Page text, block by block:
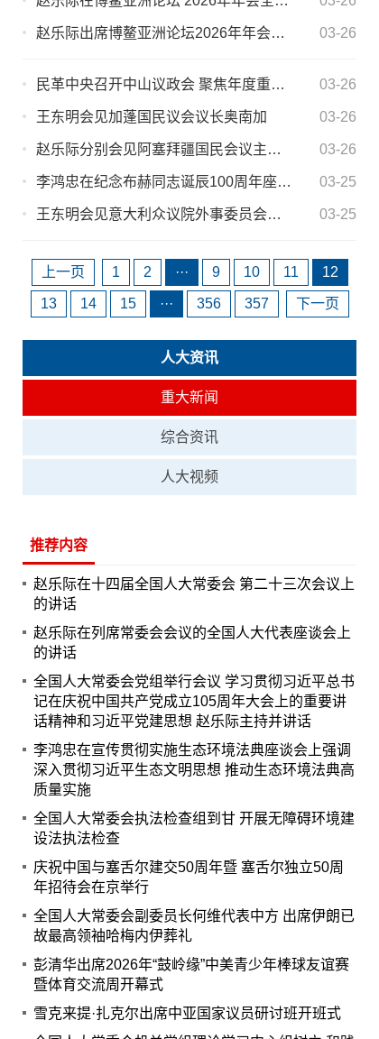
赵乐际出席博鳌亚洲论坛2026年年会全体大会并发表主旨演讲 03-26
民革中央召开中山议政会 聚焦年度重点考察调研课题 03-26
王东明会见加蓬国民议会议长奥南加 03-26
赵乐际分别会见阿塞拜疆国民会议主席加法罗娃、 哈萨克斯坦第一副总理斯克利亚尔 集体会见博鳌亚洲论坛理事和高级顾问 03-26
李鸿忠在纪念布赫同志诞辰100周年座谈会上的讲话 03-25
王东明会见意大利众议院外事委员会代表团 03-25
上一页 1 2 ··· 9 10 11 12
13 14 15 ··· 356 357 下一页
人大资讯
重大新闻
综合资讯
人大视频
推荐内容
赵乐际在十四届全国人大常委会 第二十三次会议上
的讲话
赵乐际在列席常委会会议的全国人大代表座谈会上
的讲话
全国人大常委会党组举行会议 学习贯彻习近平总书
记在庆祝中国共产党成立105周年大会上的重要讲
话精神和习近平党建思想 赵乐际主持并讲话
李鸿忠在宣传贯彻实施生态环境法典座谈会上强调
深入贯彻习近平生态文明思想 推动生态环境法典高
质量实施
全国人大常委会执法检查组到甘 开展无障碍环境建
设法执法检查
庆祝中国与塞舌尔建交50周年暨 塞舌尔独立50周
年招待会在京举行
全国人大常委会副委员长何维代表中方 出席伊朗已
故最高领袖哈梅内伊葬礼
彭清华出席2026年“鼓岭缘”中美青少年棒球友谊赛
暨体育交流周开幕式
雪克来提·扎克尔出席中亚国家议员研讨班开班式